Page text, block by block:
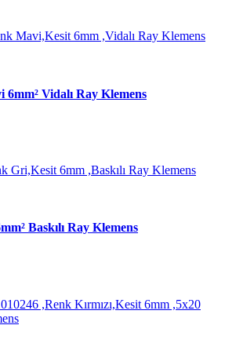
Vidalı Ray Klemens
Baskılı Ray Klemens